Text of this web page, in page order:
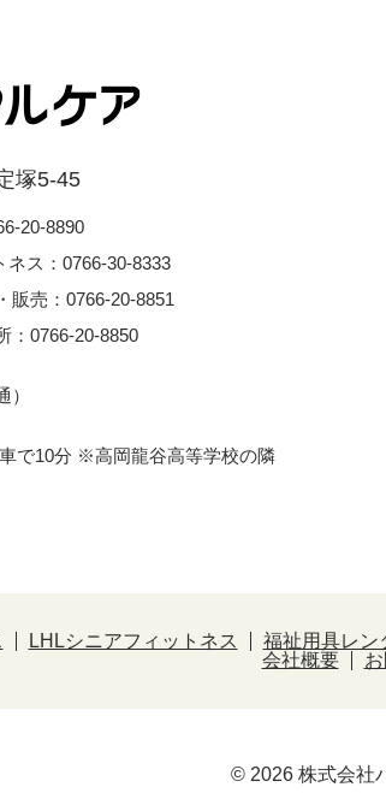
塚5-45
20-8890
ネス：0766-30-8333
販売：0766-20-8851
：0766-20-8850
）
で10分 ※⾼岡⿓⾕⾼等学校の隣
LHLシニアフィットネス 福祉用具レン
会社概要
© 2026 株式会社